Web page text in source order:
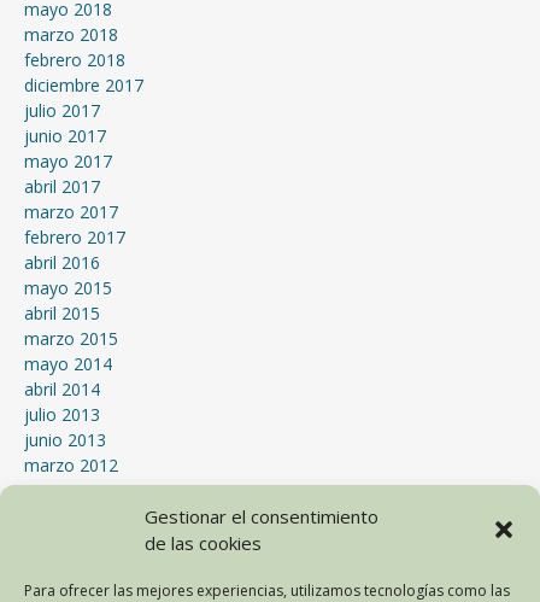
Gestionar el consentimiento
de las cookies
Para ofrecer las mejores experiencias, utilizamos tecnologías como las
mayo 2018
marzo 2018
febrero 2018
diciembre 2017
julio 2017
junio 2017
mayo 2017
abril 2017
marzo 2017
febrero 2017
abril 2016
mayo 2015
abril 2015
marzo 2015
mayo 2014
abril 2014
julio 2013
junio 2013
marzo 2012
enero 2012
septiembre 2011
abril 2011